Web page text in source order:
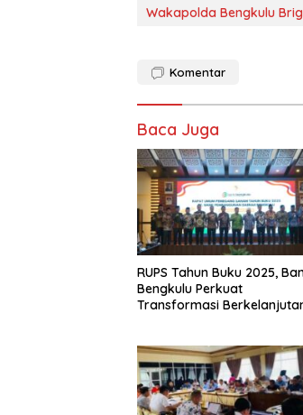
Wakapolda Bengkulu
Komentar
Baca Juga
RUPS Tahun Buku 2025,
Bengkulu Perkuat
Transformasi